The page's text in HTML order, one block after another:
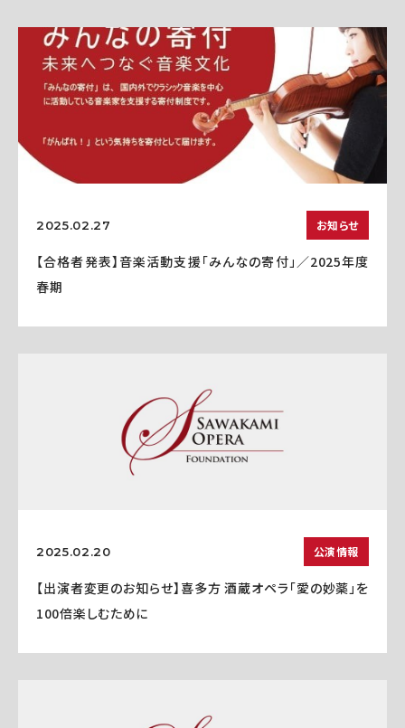
2025.02.27 お知らせ
【合格者発表】音楽活動支援「みんなの寄付」／2025年度
春期
2025.02.20 公演情報
【出演者変更のお知らせ】喜多方 酒蔵オペラ「愛の妙薬」を
100倍楽しむために